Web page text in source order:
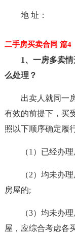
地 址：
二手房买卖合同 篇4
1、一房多卖
么处理？
出卖人就同一
有效的前提下，买
照以下顺序确定履
（1）已经办
（2）均未办
房屋的;
（3）均未办
屋，应综合考虑各